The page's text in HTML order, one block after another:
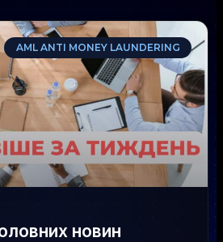
AML ANTI MONEY LAUNDERING
новин